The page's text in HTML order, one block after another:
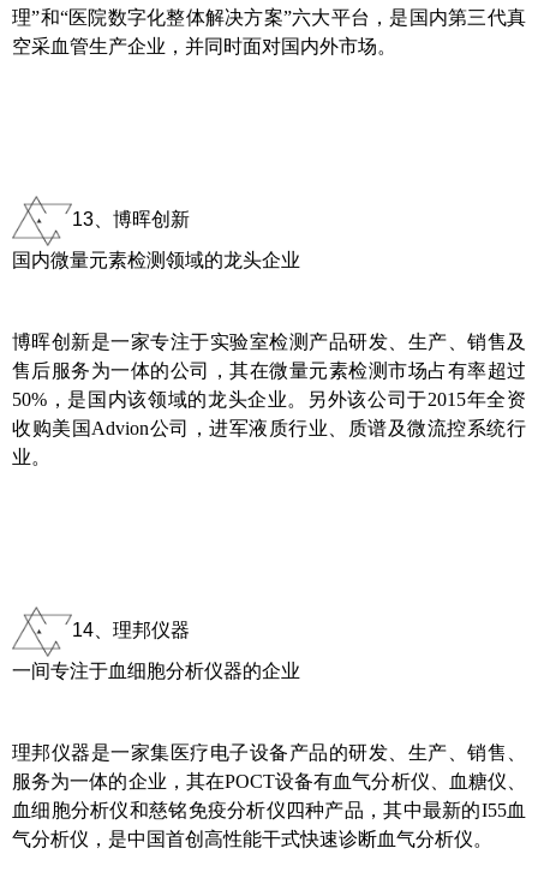
理”和“医院数字化整体解决方案”六大平台，是国内第三代真
空采血管生产企业，并同时面对国内外市场。
13、博晖创新
国内微量元素检测领域的龙头企业
博晖创新是一家专注于实验室检测产品研发、生产、销售及
售后服务为一体的公司，其在微量元素检测市场占有率超过
50%，是国内该领域的龙头企业。另外该公司于2015年全资
收购美国Advion公司，进军液质行业、质谱及微流控系统行
业。
14、理邦仪器
一间专注于血细胞分析仪器的企业
理邦仪器是一家集医疗电子设备产品的研发、生产、销售、
服务为一体的企业，其在POCT设备有血气分析仪、血糖仪、
血细胞分析仪和慈铭免疫分析仪四种产品，其中最新的I55血
气分析仪，是中国首创高性能干式快速诊断血气分析仪。